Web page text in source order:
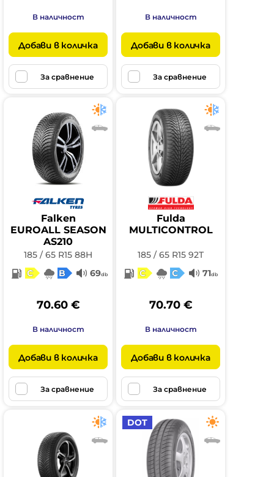
В наличност
Добави в количка
За сравнение
В наличност
Добави в количка
За сравнение
Falken
EUROALL SEASON
AS210
185 / 65 R15 88H
C
B 69db
70.60 €
В наличност
Добави в количка
За сравнение
Fulda
MULTICONTROL
185 / 65 R15 92T
C
C 71db
70.70 €
В наличност
Добави в количка
За сравнение
DOT